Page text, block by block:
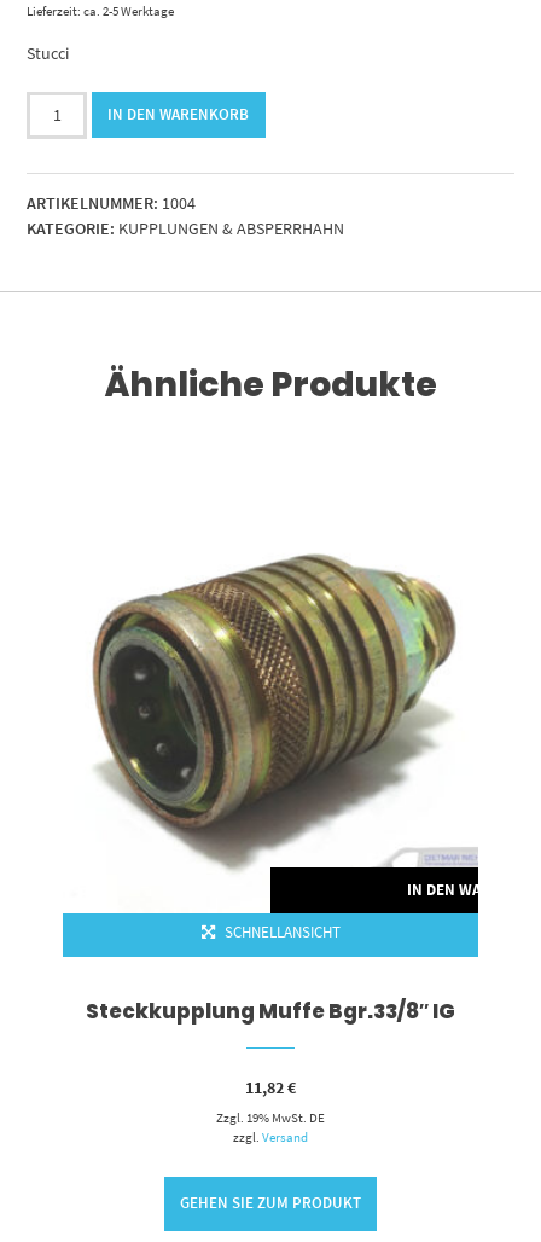
Lieferzeit: ca. 2-5 Werktage
Stucci
Kupplungsmuffe
1/2"
Bgr.2
leckölarm
Menge
IN DEN WARENKORB
ARTIKELNUMMER: 1004
KATEGORIE: KUPPLUNGEN & ABSPERRHAHN
Ähnliche Produkte
IN DEN
SCHNELLANSICHT
Steckkupplung Muffe Bgr.33/8″ IG
11,82€
Zzgl. 19% MwSt. DE
zzgl.Versand
GEHEN SIE ZUM PRODUKT